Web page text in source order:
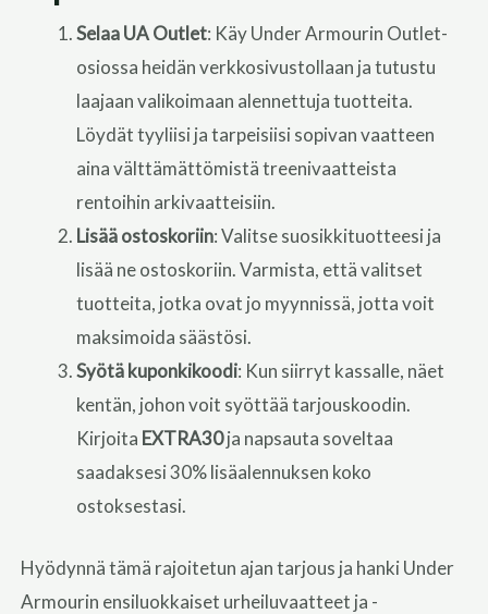
Selaa UA Outlet: Käy Under Armourin Outlet-
osiossa heidän verkkosivustollaan ja tutustu
laajaan valikoimaan alennettuja tuotteita.
Löydät tyyliisi ja tarpeisiisi sopivan vaatteen
aina välttämättömistä treenivaatteista
rentoihin arkivaatteisiin.
Lisää ostoskoriin: Valitse suosikkituotteesi ja
lisää ne ostoskoriin. Varmista, että valitset
tuotteita, jotka ovat jo myynnissä, jotta voit
maksimoida säästösi.
Syötä kuponkikoodi: Kun siirryt kassalle, näet
kentän, johon voit syöttää tarjouskoodin.
Kirjoita EXTRA30ja napsauta soveltaa
saadaksesi 30% lisäalennuksen koko
ostoksestasi.
Hyödynnä tämä rajoitetun ajan tarjous ja hanki Under
Armourin ensiluokkaiset urheiluvaatteet ja -